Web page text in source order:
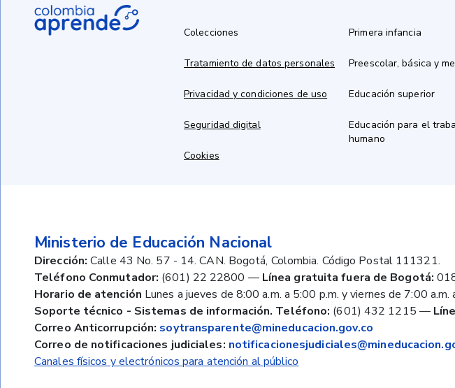
Colecciones
Tratamiento de datos personales
Privacidad y condiciones de uso
Seguridad digital
Cookies
Primera infancia
Preescolar, básica y
Educación superior
Educación para el
humano
Ministerio de Educación Nacional
Dirección: Calle 43 No. 57 - 14. CAN. Bogotá, Colombia. Código Postal 111321.
Teléfono Conmutador: (601) 22 22800 — Línea gratuita fuera de Bogotá:
Horario de atención Lunes a jueves de 8:00 a.m. a 5:00 p.m. y viernes de 7:00 a.m.
Soporte técnico - Sistemas de información. Teléfono: (601) 432 1215 —
Correo Anticorrupción: soytransparente@mineducacion.gov.co
Correo de notificaciones judiciales:
Canales físicos y electrónicos para atención al público